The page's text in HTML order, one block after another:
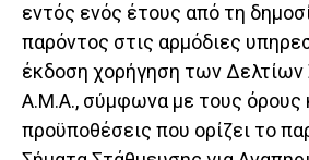
εντός ενός έτους από τη
παρόντος στις αρμόδιες
έκδοση χορήγηση των Δελτίων
Α.Μ.Α., σύμφωνα με τους όρους
προϋποθέσεις που ορίζει το